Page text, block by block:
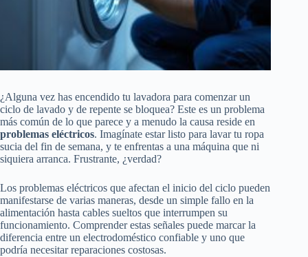
¿Alguna vez has encendido tu lavadora para comenzar un
ciclo de lavado y de repente se bloquea? Este es un problema
más común de lo que parece y a menudo la causa reside en
problemas eléctricos. Imagínate estar listo para lavar tu ropa
sucia del fin de semana, y te enfrentas a una máquina que ni
siquiera arranca. Frustrante, ¿verdad?
Los problemas eléctricos que afectan el inicio del ciclo pueden
manifestarse de varias maneras, desde un simple fallo en la
alimentación hasta cables sueltos que interrumpen su
funcionamiento. Comprender estas señales puede marcar la
diferencia entre un electrodoméstico confiable y uno que
podría necesitar reparaciones costosas.